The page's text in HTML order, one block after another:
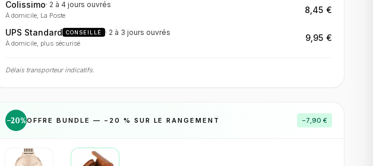
Colissimo· 2 à 4 jours ouvrés
À domicile, La Poste
8,45 €
UPS Standard CONSEILLÉ · 2 à 3 jours ouvrés
À domicile, plus sécurisé
9,95 €
Délais transporteur indicatifs.
−20%OFFRE BUNDLE — − 20 % SUR LE RANGEMENT −7,90 €